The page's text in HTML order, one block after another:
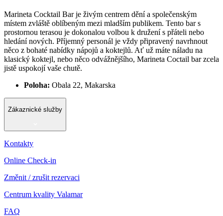
Marineta Cocktail Bar je živým centrem dění a společenským
místem zvláště oblíbeným mezi mladším publikem. Tento bar s
prostornou terasou je dokonalou volbou k družení s přáteli nebo
hledání nových. Příjemný personál je vždy připravený navrhnout
něco z bohaté nabídky nápojů a koktejlů. Ať už máte náladu na
klasický koktejl, nebo něco odvážnějšího, Marineta Coctail bar zcela
jistě uspokojí vaše chutě.
Poloha: Obala 22, Makarska
Zákaznické služby
Kontakty
Online Check-in
Změnit / zrušit rezervaci
Centrum kvality Valamar
FAQ